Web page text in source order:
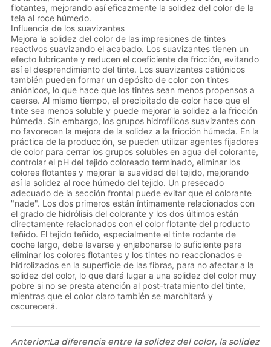
flotantes, mejorando así eficazmente la solidez del color de la
tela al roce húmedo.
Influencia de los suavizantes
Mejora la solidez del color de las impresiones de tintes
reactivos suavizando el acabado. Los suavizantes tienen un
efecto lubricante y reducen el coeficiente de fricción, evitando
así el desprendimiento del tinte. Los suavizantes catiónicos
también pueden formar un depósito de color con tintes
aniónicos, lo que hace que los tintes sean menos propensos a
caerse. Al mismo tiempo, el precipitado de color hace que el
tinte sea menos soluble y puede mejorar la solidez a la fricción
húmeda. Sin embargo, los grupos hidrofílicos suavizantes con
no favorecen la mejora de la solidez a la fricción húmeda. En la
práctica de la producción, se pueden utilizar agentes fijadores
de color para cerrar los grupos solubles en agua del colorante,
controlar el pH del tejido coloreado terminado, eliminar los
colores flotantes y mejorar la suavidad del tejido, mejorando
así la solidez al roce húmedo del tejido. Un presecado
adecuado de la sección frontal puede evitar que el colorante
"nade". Los dos primeros están íntimamente relacionados con
el grado de hidrólisis del colorante y los dos últimos están
directamente relacionados con el color flotante del producto
teñido. El tejido teñido, especialmente el tinte rodante de
coche largo, debe lavarse y enjabonarse lo suficiente para
eliminar los colores flotantes y los tintes no reaccionados e
hidrolizados en la superficie de las fibras, para no afectar a la
solidez del color, lo que dará lugar a una solidez del color muy
pobre si no se presta atención al post-tratamiento del tinte,
mientras que el color claro también se marchitará y
oscurecerá.
Anterior:La diferencia entre la solidez del color, la solidez